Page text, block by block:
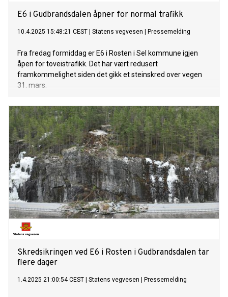
E6 i Gudbrandsdalen åpner for normal trafikk
10.4.2025 15:48:21 CEST Statens vegvesen Pressemelding
Fra fredag formiddag er E6 i Rosten i Sel kommune igjen
åpen for toveistrafikk. Det har vært redusert
framkommelighet siden det gikk et steinskred over vegen
31. mars.
Skredsikringen ved E6 i Rosten i Gudbrandsdalen tar
flere dager
1.4.2025 21:00:54 CEST Statens vegvesen Pressemelding